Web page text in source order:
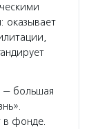
оказывает
— большая
в фонде.